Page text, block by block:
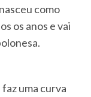
como
os anos e vai
uma curva